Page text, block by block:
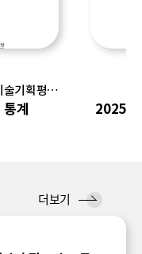
기획평가
계 2025
공
더보기